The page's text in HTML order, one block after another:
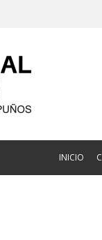
INICIO